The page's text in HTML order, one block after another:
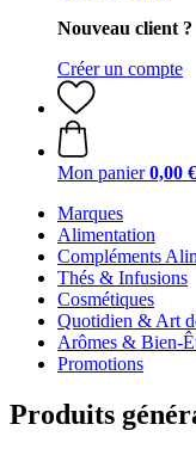
Nouveau client ?
Créer un compte
Mon panier 0,00 €
Marques
Alimentation
Compléments
Thés & Infusions
Cosmétiques
Quotidien & Art
Arômes & Bien-
Promotions
Produits